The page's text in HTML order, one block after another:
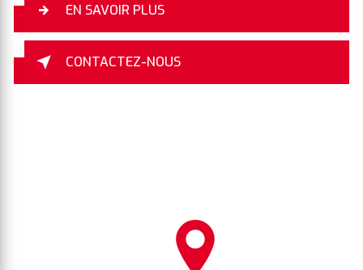
EN SAVOIR PLUS
CONTACTEZ-NOUS